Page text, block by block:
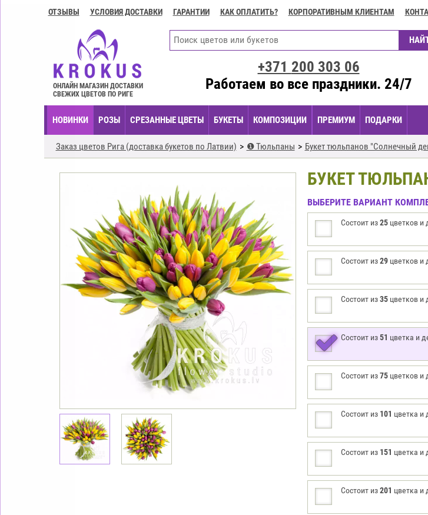
Контакты
ГАРАНТИИ
оплатить?
оформить
ОТЗЫВЫ УСЛОВИЯ ДОСТАВКИ ГАРАНТИИ КАК ОПЛАТИТЬ? КОРПОРАТИВНЫМ КЛИЕНТАМ
ОНЛАЙН МАГАЗИН ДОСТАВКИ
СВЕЖИХ ЦВЕТОВ ПО РИГЕ
+371 200 303 06
Работаем во все праздники. 24/7
НОВИНКИ РОЗЫ СРЕЗАННЫЕ ЦВЕТЫ БУКЕТЫ КОМПОЗИЦИИ ПРЕМИУМ ПОДАРКИ
Заказ цветов Рига (доставка букетов по Латвии) ❶ Тюльпаны Букет тюльпанов "Солнечный
БУКЕТ
ВЫБЕРИТЕ ВАРИАНТ
Состоит из25цветков и
Состоит из29цветков и
Состоит из35цветков и
Состоит из51 цветка и
Состоит из75цветков и
Состоит из 101 цветка и
Состоит из 151 цветка и
Состоит из201 цветка и